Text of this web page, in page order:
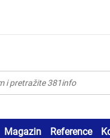
Magazin Reference